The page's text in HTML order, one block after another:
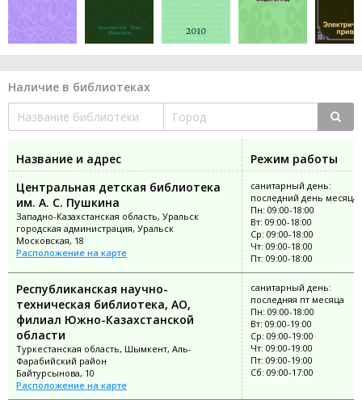
Наличие в библиотеках
Название и адрес
Режим работы
Центральная детская библиотека
им. А. С. Пушкина
Западно-Казахстанская область, Уральск
городская администрация, Уральск
Московская, 18
Расположение на карте
санитарный день:
последний день месяца
Пн: 09:00-18:00
Вт: 09:00-18:00
Ср: 09:00-18:00
Чт: 09:00-18:00
Пт: 09:00-18:00
Республиканская научно-
техническая библиотека, АО,
филиал Южно-Казахстанской
области
Туркестанская область, Шымкент, Аль-
Фарабийский район
Байтурсынова, 10
Расположение на карте
санитарный день:
последняя пт месяца
Пн: 09:00-18:00
Вт: 09:00-19:00
Ср: 09:00-19:00
Чт: 09:00-19:00
Пт: 09:00-19:00
Сб: 09:00-17:00